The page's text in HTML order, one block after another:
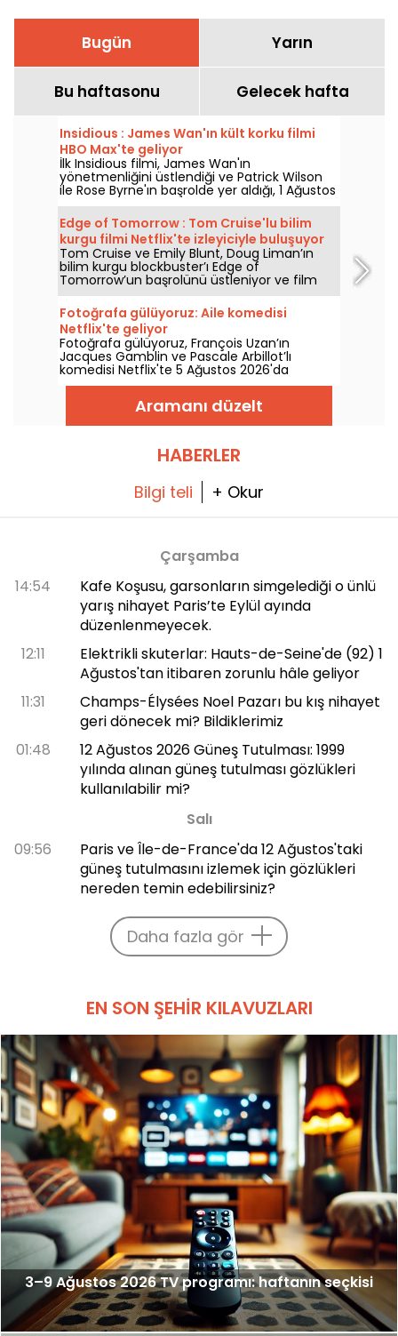
Bugün Yarın
Bu haftasonu Gelecek hafta
Insidious : James Wan'ın kült korku filmi
HBO Max'te geliyor
İlk Insidious filmi, James Wan'ın
yönetmenliğini üstlendiği ve Patrick Wilson
ile Rose Byrne'ın başrolde yer aldığı, 1 Ağustos
2026'da HBO Max'e katılıyor.
Edge of Tomorrow : Tom Cruise'lu bilim
kurgu filmi Netflix'te izleyiciyle buluşuyor
Tom Cruise ve Emily Blunt, Doug Liman’ın
bilim kurgu blockbuster’ı Edge of
Tomorrow’un başrolünü üstleniyor ve film
Netflix’te 6 Ağustos 2026’dan itibaren
izlenebilecek.
Fotoğrafa gülüyoruz: Aile komedisi
Netflix'te geliyor
Fotoğrafa gülüyoruz, François Uzan’ın
Jacques Gamblin ve Pascale Arbillot’lı
komedisi Netflix'te 5 Ağustos 2026'da
izleyiciyle buluşuyor.
Aramanı düzelt
HABERLER
Bilgi teli + Okur
Çarşamba
14:54
Kafe Koşusu, garsonların simgelediği o ünlü
yarış nihayet Paris’te Eylül ayında
düzenlenmeyecek.
12:11
Elektrikli skuterlar: Hauts-de-Seine'de (92) 1
Ağustos'tan itibaren zorunlu hâle geliyor
11:31
Champs-Élysées Noel Pazarı bu kış nihayet
geri dönecek mi? Bildiklerimiz
01:48
12 Ağustos 2026 Güneş Tutulması: 1999
yılında alınan güneş tutulması gözlükleri
kullanılabilir mi?
Salı
09:56
Paris ve Île-de-France'da 12 Ağustos'taki
güneş tutulmasını izlemek için gözlükleri
nereden temin edebilirsiniz?
Daha fazla gör
EN SON ŞEHIR KILAVUZLARI
3–9 Ağustos 2026 TV programı: haftanın seçkisi